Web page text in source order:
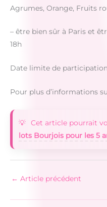
Agrumes, Orange, Fruits
– être bien sûr à Paris et
18h
Date limite de
Pour plus d’informations
Cet article pourrait
lots Bourjois pour les 5
← Article précédent